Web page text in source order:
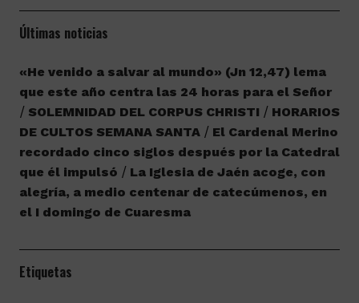
Últimas noticias
«He venido a salvar al mundo» (Jn 12,47) lema
que este año centra las 24 horas para el Señor
SOLEMNIDAD DEL CORPUS CHRISTI
HORARIOS
DE CULTOS SEMANA SANTA
El Cardenal Merino
recordado cinco siglos después por la Catedral
que él impulsó
La Iglesia de Jaén acoge, con
alegría, a medio centenar de catecúmenos, en
el I domingo de Cuaresma
Etiquetas